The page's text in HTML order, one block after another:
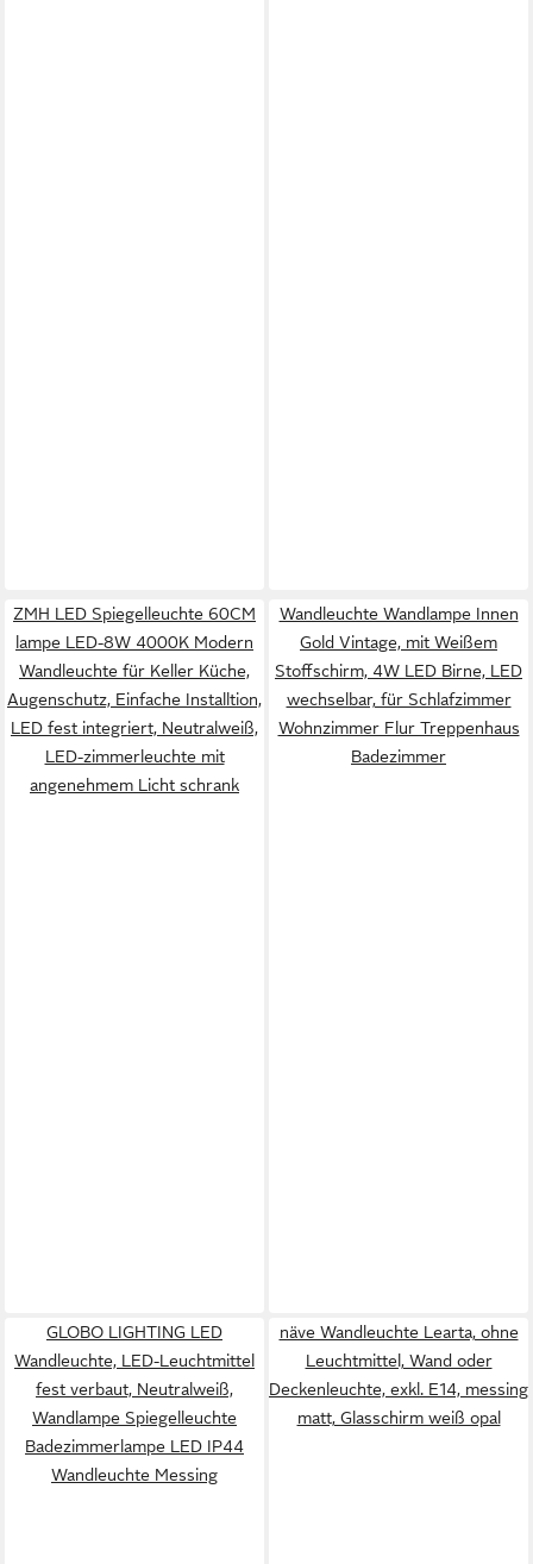
ZMH LED Spiegelleuchte 60CM
lampe LED-8W 4000K Modern
Wandleuchte für Keller Küche,
Augenschutz, Einfache Installtion,
LED fest integriert, Neutralweiß,
LED-zimmerleuchte mit
angenehmem Licht schrank
Wandleuchte Wandlampe Innen
Gold Vintage, mit Weißem
Stoffschirm, 4W LED Birne, LED
wechselbar, für Schlafzimmer
Wohnzimmer Flur Treppenhaus
Badezimmer
GLOBO LIGHTING LED
Wandleuchte, LED-Leuchtmittel
fest verbaut, Neutralweiß,
Wandlampe Spiegelleuchte
Badezimmerlampe LED IP44
Wandleuchte Messing
näve Wandleuchte Learta, ohne
Leuchtmittel, Wand oder
Deckenleuchte, exkl. E14, messing
matt, Glasschirm weiß opal